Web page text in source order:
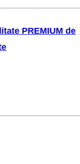
PREMIUM de